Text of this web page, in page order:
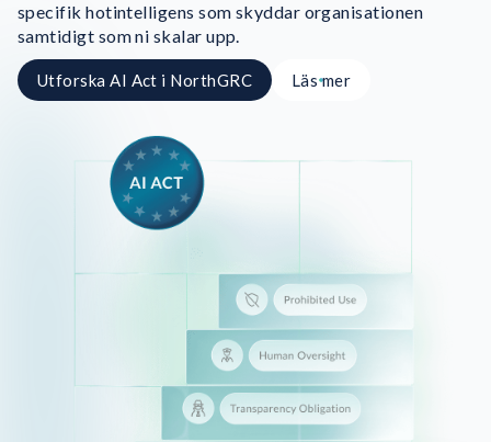
specifik hotintelligens som skyddar organisationen
samtidigt som ni skalar upp.
Utforska AI Act i NorthGRC Läs mer